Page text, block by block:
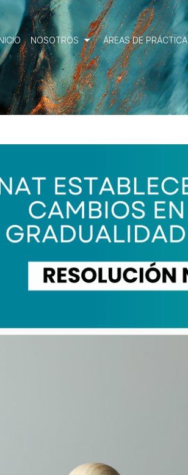
NOSOTROS
EQUIPO
EXPERIENCIA
DE CLIENTES
ÁREAS DE PRÁCTICA
CORPORATIVO, M&A Y CORPORATE
DE CAPITALES, BANCA DE INVERSIÓN
FINANCIERA